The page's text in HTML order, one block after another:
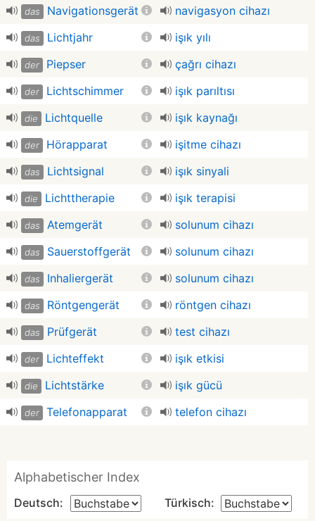
das Navigationsgerät navigasyon cihazı
das Lichtjahr işık yılı
der Piepser çağrı cihazı
der Lichtschimmer işık parıltısı
die Lichtquelle işık kaynağı
der Hörapparat işitme cihazı
das Lichtsignal işık sinyali
die Lichttherapie işık terapisi
das Atemgerät solunum cihazı
das Sauerstoffgerät solunum cihazı
das Inhaliergerät solunum cihazı
das Röntgengerät röntgen cihazı
das Prüfgerät test cihazı
der Lichteffekt işık etkisi
die Lichtstärke işık gücü
der Telefonapparat telefon cihazı
Alphabetischer Index
Deutsch: Türkisch: